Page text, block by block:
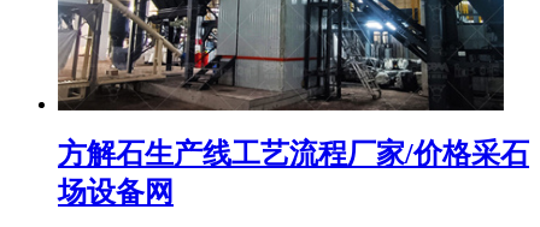
方解石生产线工艺流程厂家/价格采石
场设备网